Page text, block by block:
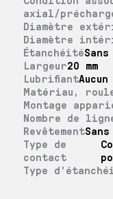
axial/
Diamètre
Diamètre
ÉtanchéitéSans
Largeur20 mm
LubrifiantAucun
Matériau,
Montage
Nombre de
RevêtementSans
Type de
contact
Type